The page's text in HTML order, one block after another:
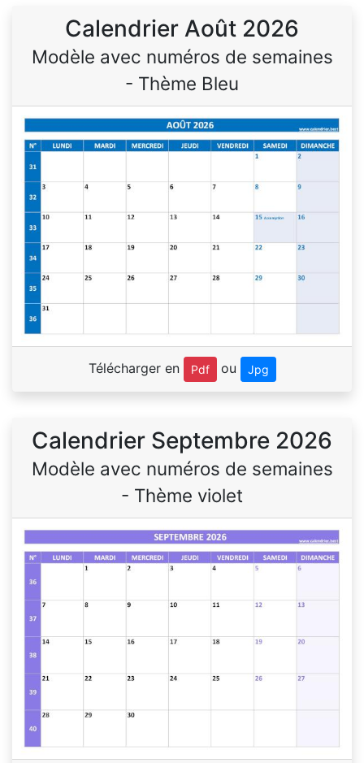
Calendrier Août 2026
Modèle avec numéros de semaines
- Thème Bleu
Télécharger en Pdf ou Jpg
Calendrier Septembre 2026
Modèle avec numéros de semaines
- Thème violet